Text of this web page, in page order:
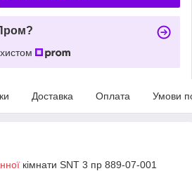
Доставка Оплата Умови
кімнати SNT 3 пр 889-07-001